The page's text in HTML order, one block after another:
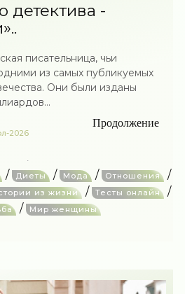
детектива -
писательница, чьи
из самых публикуемых
Они были изданы
Продолжение
2026
/ Диеты / Мода / Отношения /
из жизни / Тесты онлайн /
/ Мир женщины